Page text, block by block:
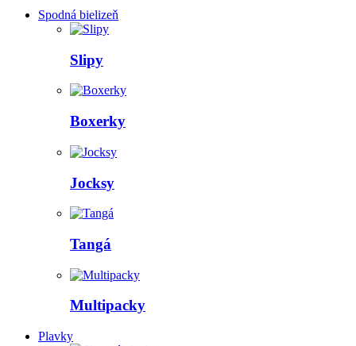
Spodná bielizeň
Slipy
Boxerky
Jocksy
Tangá
Multipacky
Plavky